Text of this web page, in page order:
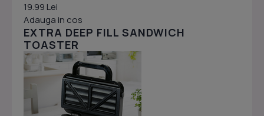
19.99 Lei
Adauga in cos
EXTRA DEEP FILL SANDWICH
TOASTER